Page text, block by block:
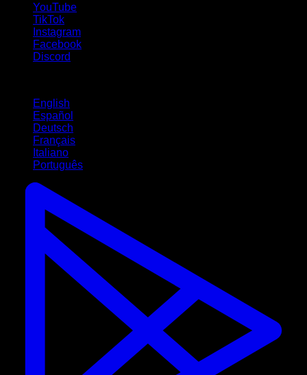
YouTube
TikTok
Instagram
Facebook
Discord
English
Español
Deutsch
Français
Italiano
Português